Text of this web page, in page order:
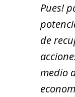
Pues!
de
medio